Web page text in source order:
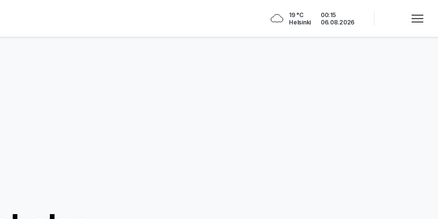
19 °C
Helsinki
00:15
06.08.2026